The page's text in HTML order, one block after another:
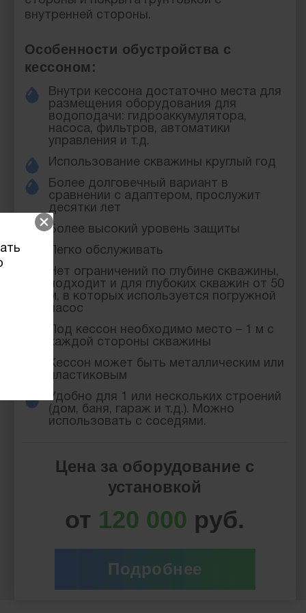
внутренней стороны.
Особенности обустройства с
кессоном:
Внутри кессона достаточно места для
размещения оборудования для
водоподачи: гидроаккумулятора,
насоса, фильтров, автоматики
управления и т.д.
Использование скважины круглый год
Более долговечный вариант в
сравнении с адаптером, прослужит
десятки лет
Более высокий уровень защиты
Легко обслуживать
Нет ограничений по глубине скважины,
подходит и для глубоких скважин от 50
м, в которых используется погружной
насос
Под кессон необходимо место – 1 м с
каждой стороны скважины
Кессон может быть металлическим или
пластиковым
Удобно для 1 или нескольких строений
(дом, баня, гараж и т.д.). Можно
использовать с соседями.
Цена за оборудование с
установкой
от 120 000 руб.
Подробнее